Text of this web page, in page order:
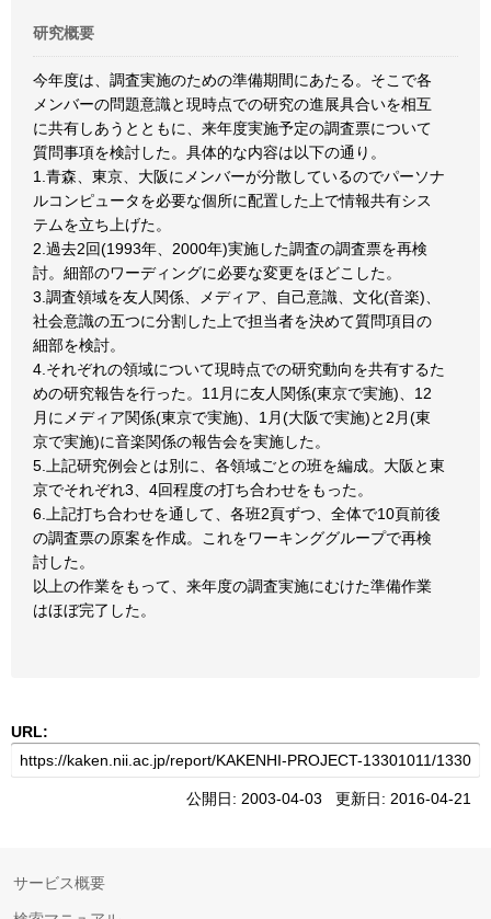
研究概要
今年度は、調査実施のための準備期間にあたる。そこで各
メンバーの問題意識と現時点での研究の進展具合いを相互
に共有しあうとともに、来年度実施予定の調査票について
質問事項を検討した。具体的な内容は以下の通り。
1.青森、東京、大阪にメンバーが分散しているのでパーソナ
ルコンピュータを必要な個所に配置した上で情報共有シス
テムを立ち上げた。
2.過去2回(1993年、2000年)実施した調査の調査票を再検
討。細部のワーディングに必要な変更をほどこした。
3.調査領域を友人関係、メディア、自己意識、文化(音楽)、
社会意識の五つに分割した上で担当者を決めて質問項目の
細部を検討。
4.それぞれの領域について現時点での研究動向を共有するた
めの研究報告を行った。11月に友人関係(東京で実施)、12
月にメディア関係(東京で実施)、1月(大阪で実施)と2月(東
京で実施)に音楽関係の報告会を実施した。
5.上記研究例会とは別に、各領域ごとの班を編成。大阪と東
京でそれぞれ3、4回程度の打ち合わせをもった。
6.上記打ち合わせを通して、各班2頁ずつ、全体で10頁前後
の調査票の原案を作成。これをワーキンググループで再検
討した。
以上の作業をもって、来年度の調査実施にむけた準備作業
はほぼ完了した。
URL:
公開日: 2003-04-03 更新日: 2016-04-21
サービス概要